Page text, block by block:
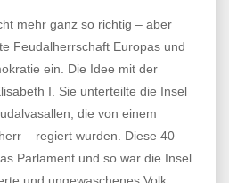
mehr ganz so richtig – aber
Feudalherrschaft Europas und
ein. Die Idee mit der
I. Sie unterteilte die Insel
die von einem
– regiert wurden. Diese 40
Parlament und so war die Insel